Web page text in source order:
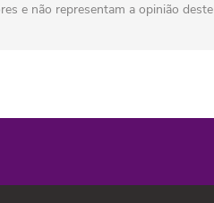
e não representam a opinião